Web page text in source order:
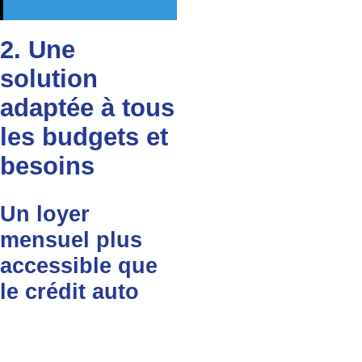
2. Une
solution
adaptée à tous
les budgets et
besoins
Un loyer
mensuel plus
accessible que
le crédit auto